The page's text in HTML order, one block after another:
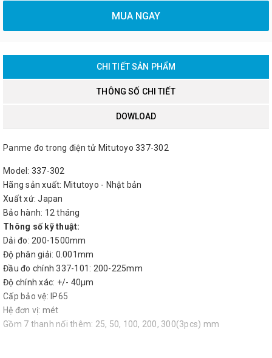
MUA NGAY
CHI TIẾT SẢN PHẨM
THÔNG SỐ CHI TIẾT
DOWLOAD
Panme đo trong điện tử Mitutoyo 337-302
Model: 337-302
Hãng sản xuất: Mitutoyo - Nhật bản
Xuất xứ: Japan
Bảo hành: 12 tháng
Thông số kỹ thuật:
Dải đo: 200-1500mm
Độ phân giải: 0.001mm
Đầu đo chính 337-101: 200-225mm
Độ chính xác: +/- 40µm
Cấp bảo vệ: IP65
Hệ đơn vị: mét
Gồm 7 thanh nối thêm: 25, 50, 100, 200, 300(3pcs) mm